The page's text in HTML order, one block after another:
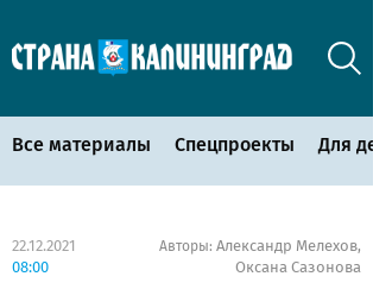
Все материалы Спецпроекты Для
22.12.2021
08:00
Авторы: Александр Мелехов,
Оксана Сазонова